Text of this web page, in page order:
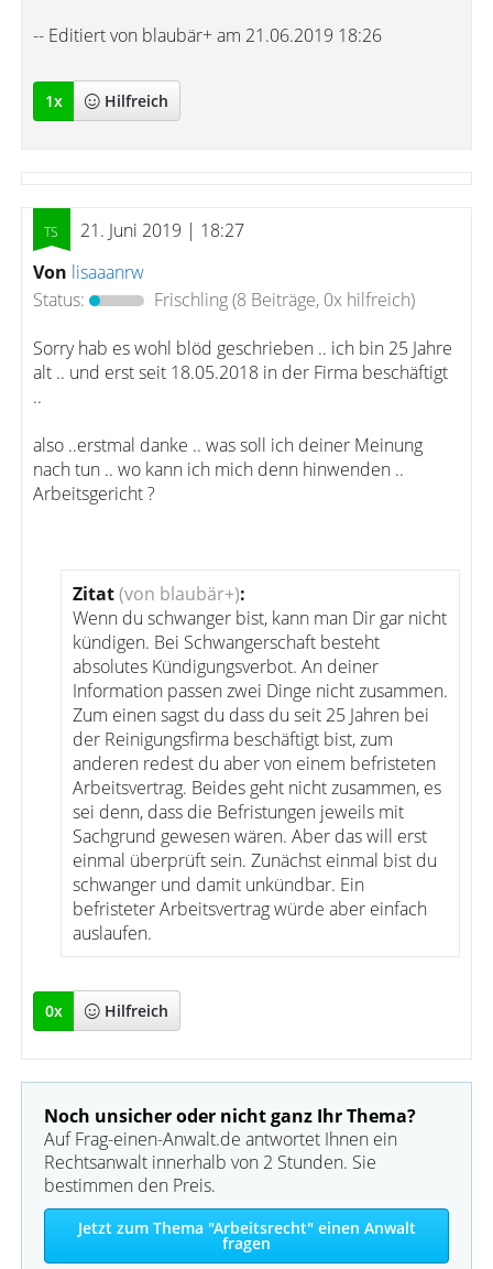
-- Editiert von blaubär+ am 21.06.2019 18:26
1x Hilfreich
21. Juni 2019 | 18:27
Von lisaaanrw
Status:
Frischling(8 Beiträge, 0x hilfreich)
Sorry hab es wohl blöd geschrieben .. ich bin 25 Jahre
alt .. und erst seit 18.05.2018 in der Firma beschäftigt
..
also ..erstmal danke .. was soll ich deiner Meinung
nach tun .. wo kann ich mich denn hinwenden ..
Arbeitsgericht ?
Zitat(von blaubär+):
Wenn du schwanger bist, kann man Dir gar nicht
kündigen. Bei Schwangerschaft besteht
absolutes Kündigungsverbot. An deiner
Information passen zwei Dinge nicht zusammen.
Zum einen sagst du dass du seit 25 Jahren bei
der Reinigungsfirma beschäftigt bist, zum
anderen redest du aber von einem befristeten
Arbeitsvertrag. Beides geht nicht zusammen, es
sei denn, dass die Befristungen jeweils mit
Sachgrund gewesen wären. Aber das will erst
einmal überprüft sein. Zunächst einmal bist du
schwanger und damit unkündbar. Ein
befristeter Arbeitsvertrag würde aber einfach
auslaufen.
0x Hilfreich
Noch unsicher oder nicht ganz Ihr Thema?
Auf Frag-einen-Anwalt.de antwortet Ihnen ein
Rechtsanwalt innerhalb von 2 Stunden. Sie
bestimmen den Preis.
Jetzt zum Thema "Arbeitsrecht" einen Anwalt
fragen